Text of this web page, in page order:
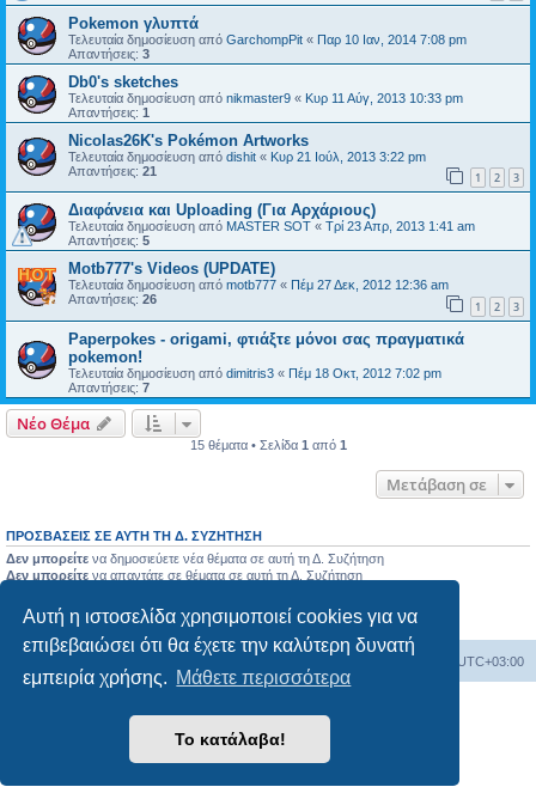
Αυτή η ιστοσελίδα χρησιμοποιεί cookies για να
επιβεβαιώσει ότι θα έχετε την καλύτερη δυνατή
εμπειρία χρήσης. Μάθετε περισσότερα
Το κατάλαβα!
Pokemon γλυπτά
Τελευταία δημοσίευση από GarchompPit « Παρ 10 Ιαν, 2014 7:08 pm
Απαντήσεις: 3
Db0's sketches
Τελευταία δημοσίευση από nikmaster9 « Κυρ 11 Αύγ, 2013 10:33 pm
Απαντήσεις: 1
Nicolas26K's Pokémon Artworks
Τελευταία δημοσίευση από dishit « Κυρ 21 Ιούλ, 2013 3:22 pm
Απαντήσεις: 21 1 2 3
Διαφάνεια και Uploading (Για Αρχάριους)
Τελευταία δημοσίευση από MASTER SOT « Τρί 23 Απρ, 2013 1:41 am
Απαντήσεις: 5
Motb777's Videos (UPDATE)
Τελευταία δημοσίευση από motb777 « Πέμ 27 Δεκ, 2012 12:36 am
Απαντήσεις: 26 1 2 3
Paperpokes - origami, φτιάξτε μόνοι σας πραγματικά
pokemon!
Τελευταία δημοσίευση από dimitris3 « Πέμ 18 Οκτ, 2012 7:02 pm
Απαντήσεις: 7
Νέο Θέμα
15 θέματα • Σελίδα 1 από 1
Μετάβαση σε
ΠΡΟΣΒΆΣΕΙΣ ΣΕ ΑΥΤΉ ΤΗ Δ. ΣΥΖΉΤΗΣΗ
Δεν μπορείτε να δημοσιεύετε νέα θέματα σε αυτή τη Δ. Συζήτηση
Δεν μπορείτε να απαντάτε σε θέματα σε αυτή τη Δ. Συζήτηση
Δεν μπορείτε
να διαγράφετε τις δημοσιεύσεις σας σε αυτή τη Δ. Συζήτηση
Δεν μπορείτενα επισυνάπτετε αρχεία σε αυτή τη Δ. Συζήτηση
UTC+03:00
Ελληνική μετάφραση από το